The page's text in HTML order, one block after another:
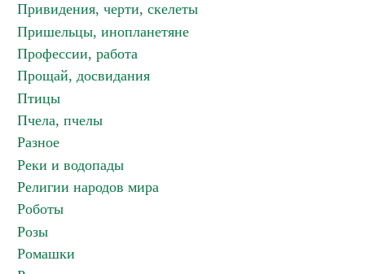
Привидения, черти, скелеты
Пришельцы, инопланетяне
Профессии, работа
Прощай, досвидания
Птицы
Пчела, пчелы
Разное
Реки и водопады
Религии народов мира
Роботы
Розы
Ромашки